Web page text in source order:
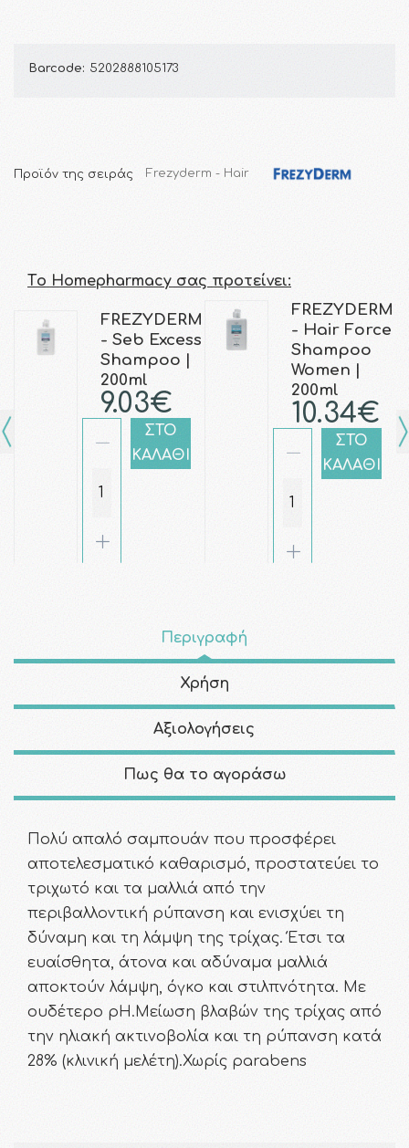
Barcode: 5202888105173
Προϊόν της σειράς Frezyderm - Hair
Τo Homepharmacy σας προτείνει:
FREZYDERM
- Seb Excess
Shampoo |
200ml
9.03€
ΣΤΟ
ΚΑΛΑΘΙ
FREZYDERM
- Hair Force
Shampoo
Women |
200ml
10.34€
ΣΤΟ
ΚΑΛΑΘΙ
Περιγραφή
Χρήση
Αξιολογήσεις
Πως θα το αγοράσω
Πολύ απαλό σαμπουάν που προσφέρει
αποτελεσματικό καθαρισμό, προστατεύει το
τριχωτό και τα μαλλιά από την
περιβαλλοντική ρύπανση και ενισχύει τη
δύναμη και τη λάμψη της τρίχας. Έτσι τα
ευαίσθητα, άτονα και αδύναμα μαλλιά
αποκτούν λάμψη, όγκο και στιλπνότητα. Με
ουδέτερο pH.Μείωση βλαβών της τρίχας από
την ηλιακή ακτινοβολία και τη ρύπανση κατά
28% (κλινική μελέτη).Χωρίς parabens